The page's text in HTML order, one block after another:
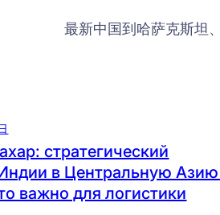
最新中国到哈萨克斯坦
стратегический
в Центральную
важно для логистики